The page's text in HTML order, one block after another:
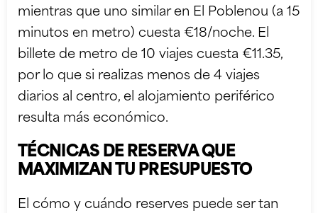
mientras que uno similar en El Poblenou (a 15
minutos en metro) cuesta €18/noche. El
billete de metro de 10 viajes cuesta €11.35,
por lo que si realizas menos de 4 viajes
diarios al centro, el alojamiento periférico
resulta más económico.
TÉCNICAS DE RESERVA QUE
MAXIMIZAN TU PRESUPUESTO
El cómo y cuándo reserves puede ser tan